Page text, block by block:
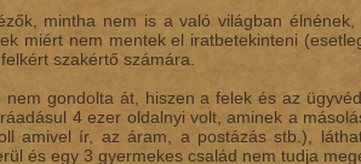
mintha nem is a való világban
miért nem mentek el iratbetekinteni
szakértő számára.
nem gondolta át, hiszen a felek és az
4 ezer oldalnyi volt, aminek a
amivel ír, az áram, a postázás stb.),
és egy 3 gyermekes család nem tudja